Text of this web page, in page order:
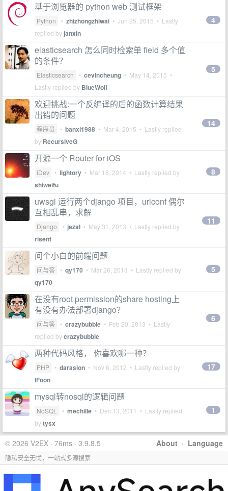
基于浏览器的 python web 测试框架
Python • zhizhongzhiwai • Jun 25, 2015 • Lastly
replied by janxin
4
elasticsearch 怎么同时检索单 field 多个值
的条件？
Elasticsearch • cevincheung • May 14, 2015 •
Lastly replied by BlueWolf
5
欢迎挑战:一个反编译的后的函数计算结果
出错的问题
程序员 • banxi1988 • Mar 4, 2015 • Lastly replied
by RecursiveG
14
开源一个 Router for iOS
iDev • lightory • Mar 18, 2014 • Lastly replied by
shiweifu
8
uwsgi 运行两个django 项目，urlconf 偶尔
互相乱串，求解
Django • jezal • May 31, 2013 • Lastly replied by
risent
11
问个小白的前端问题
问与答 • qy170 • Mar 26, 2013 • Lastly replied by
qy170
5
在没有root permission的share hosting上
有没有办法部署django？
问与答 • crazybubble • Feb 20, 2013 • Lastly
replied bycrazybubble
6
两种代码风格， 你喜欢哪一种？
PHP • darasion • Nov 6, 2012 • Lastly replied by
IFoon
17
mysql转nosql的逻辑问题
NoSQL • mechille • Dec 13, 2011 • Lastly replied
bytysx
1
About · Language
© 2026 V2EX · 76ms · 3.9.8.5
隐私安全无忧，一站式多源搜索